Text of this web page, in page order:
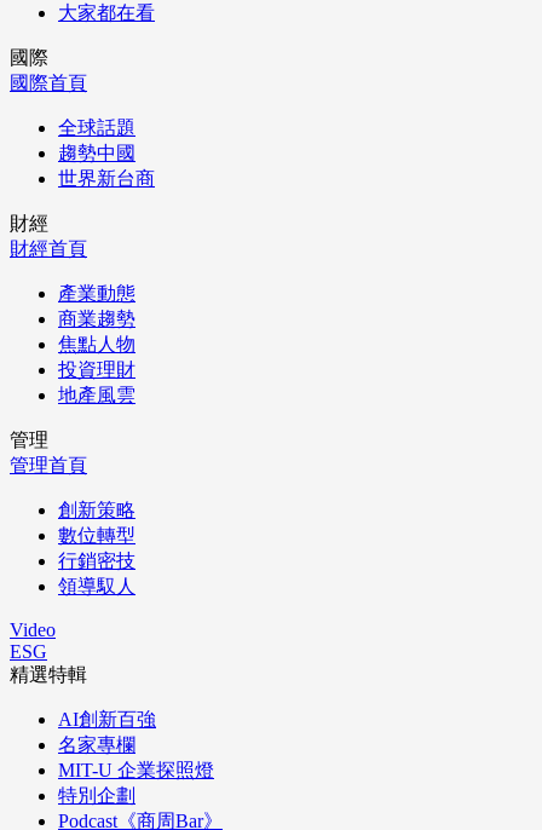
大家都在看
國際
國際首頁
全球話題
趨勢中國
世界新台商
財經
財經首頁
產業動態
商業趨勢
焦點人物
投資理財
地產風雲
管理
管理首頁
創新策略
數位轉型
行銷密技
領導馭人
Video
ESG
精選特輯
AI創新百強
名家專欄
MIT-U 企業探照燈
特別企劃
Podcast《商周Bar》